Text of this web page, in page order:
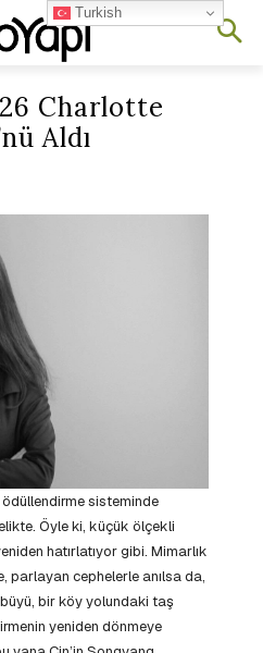
Charlotte
Aldı
sisteminde
Öyle ki, küçük ölçekli
hatırlatıyor gibi. Mimarlık
parlayan cephelerle anılsa da,
bir köy yolundaki taş
yeniden dönmeye
Turkish